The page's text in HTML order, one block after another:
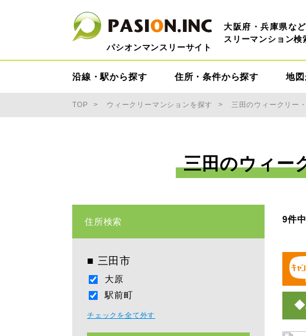
パシオンマンスリーサイト
大阪府・兵庫県な
スリーマンション検
沿線・駅から探す 住所・条件から探す 地
TOP ウィークリーマンションを探す 三田のウィークリー
三田のウィー
住所検索
■ 三田市
大原
駅前町
チェックを全て外す
9件
◆